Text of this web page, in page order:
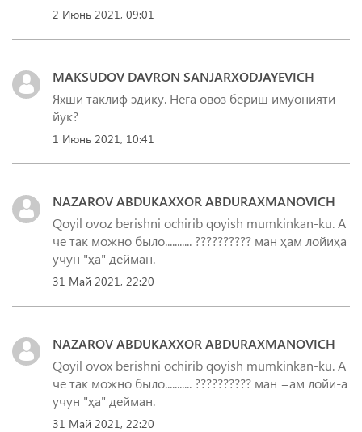
2 Июнь 2021, 09:01
MAKSUDOV DAVRON SANJARXODJAYEVICH
Яхши таклиф эдику. Нега овоз бериш имуонияти
йук?
1 Июнь 2021, 10:41
NAZAROV ABDUKAXXOR ABDURAXMANOVICH
Qoyil ovoz berishni ochirib qoyish mumkinkan-ku. А
че так можно было........... ?????????? ман ҳам лойиҳа
учун "ҳа" дейман.
31 Май 2021, 22:20
NAZAROV ABDUKAXXOR ABDURAXMANOVICH
Qoyil ovox berishni ochirib qoyish mumkinkan-ku. А
че так можно было........... ?????????? ман =ам лойи-а
учун "ҳа" дейман.
31 Май 2021, 22:20